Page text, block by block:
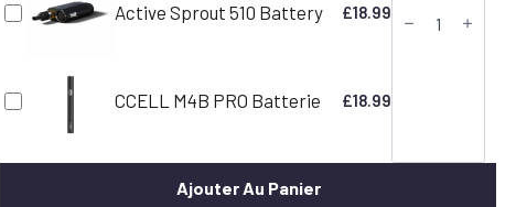
Active Sprout 510 Battery £18.99
CCELL M4B PRO Batterie £18.99
Cannabinoïdes
Ajouter Au Panier